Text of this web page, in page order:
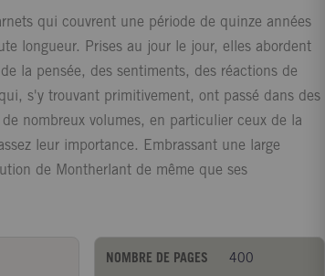
qui couvrent une période de quinze années
longueur. Prises au jour le jour, elles abordent
la pensée, des sentiments, des réactions de
s'y trouvant primitivement, ont passé dans des
nombreux volumes, en particulier ceux de la
leur importance. Embrassant une large
de Montherlant de même que ses
NOMBRE DE PAGES 400